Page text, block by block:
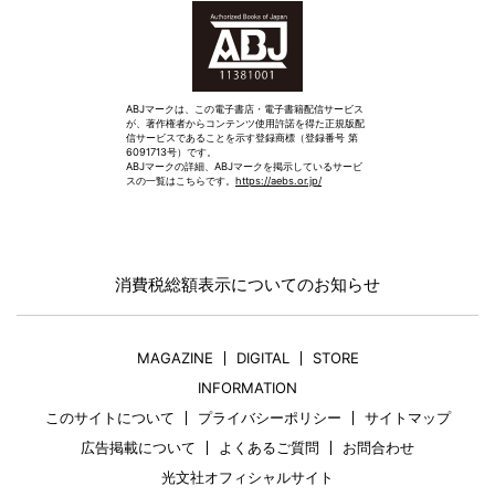
ABJマークは、この電子書店・電子書籍配信サービス
が、著作権者からコンテンツ使用許諾を得た正規版配
信サービスであることを示す登録商標（登録番号 第
6091713号）です。
ABJマークの詳細、ABJマークを掲示しているサービ
スの一覧はこちらです。 https://aebs.or.jp/
消費税総額表示についてのお知らせ
MAGAZINE DIGITAL
STORE
INFORMATION
このサイトについて
プライバシーポリシー
サイトマップ
広告掲載について
よくあるご質問
お問合わせ
光文社オフィシャルサイト